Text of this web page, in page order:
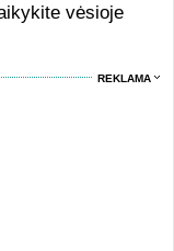
vėsioje
REKLAMA